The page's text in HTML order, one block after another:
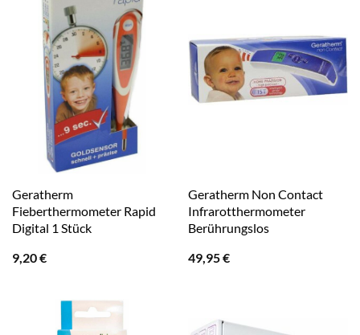
Geratherm
Fieberthermometer Rapid
Digital 1 Stück
9,20€
Geratherm Non Contact
Infrarotthermometer
Berührungslos
49,95€